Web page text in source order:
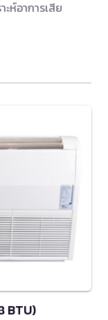
ห์อาการเสีย
BTU)